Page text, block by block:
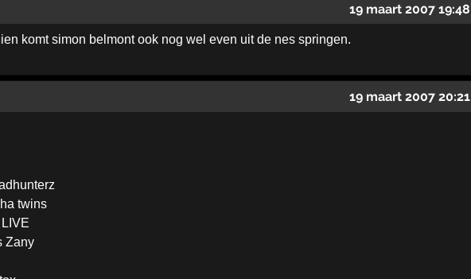
19 maart 2007 19:48
komt simon belmont ook nog wel even uit de nes springen.
19 maart 2007 20:21
twins
Zany